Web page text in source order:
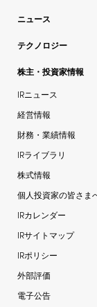
ニュース
テクノロジー
株主・投資家情報
IRニュース
経営情報
財務・業績情報
IRライブラリ
株式情報
個人投資家の皆さま
IRカレンダー
IRサイトマップ
IRポリシー
外部評価
電子公告